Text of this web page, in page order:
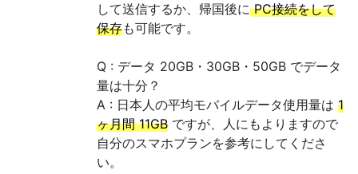
して送信するか、帰国後にPC接続をして
保存も可能です。
Q : データ 20GB・30GB・50GB でデータ
量は十分？
A : 日本人の平均モバイルデータ使用量は 1
ヶ月間 11GB ですが、人にもよりますので
自分のスマホプランを参考にしてくださ
い。